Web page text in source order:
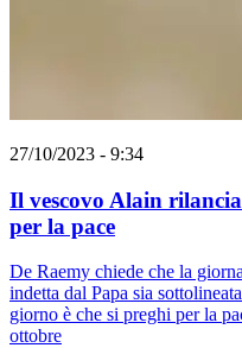
27/10/2023 - 9:34
Il vescovo Alain
per la pace
De Raemy chiede che la
indetta dal Papa sia
giorno è che si preghi per la
ottobre